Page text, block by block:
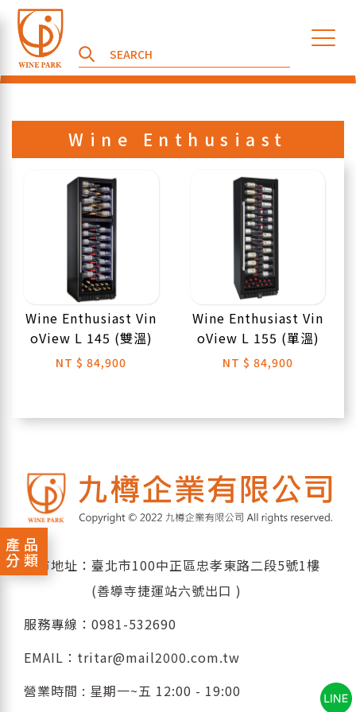
產品
分類
Wine Enthusiast
Wine Enthusiast Vin
oView L 145 (雙溫)
NT $ 84,900
Wine Enthusiast Vin
oView L 155 (單溫)
NT $ 84,900
門市地址：臺北市100中正區忠孝東路二段5號1樓
(善導寺捷運站六號出口 )
服務專線： 0981-532690
EMAIL： tritar@mail2000.com.tw
營業時間 : 星期一~五 12:00 - 19:00